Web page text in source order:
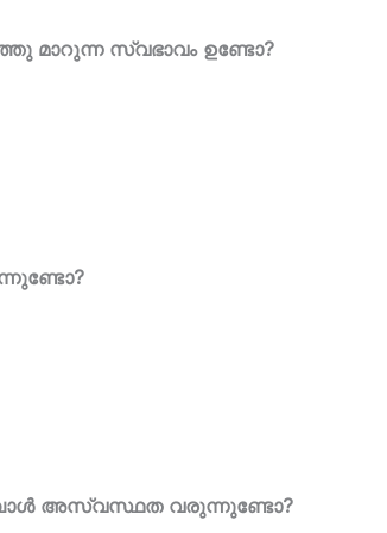
മാറുന്ന സ്വഭാവം ഉണ്ടോ?
അസ്വസ്ഥത വരുന്നുണ്ടോ?